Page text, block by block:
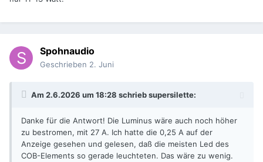
Spohnaudio
Geschrieben 2. Juni
Am 2.6.2026 um 18:28 schriebsupersilette:
Danke für die Antwort! Die Luminus wäre auch noch höher
zu bestromen, mit 27 A. Ich hatte die 0,25 A auf der
Anzeige gesehen und gelesen, daß die meisten Led des
COB-Elements so gerade leuchteten. Das wäre zu wenig.